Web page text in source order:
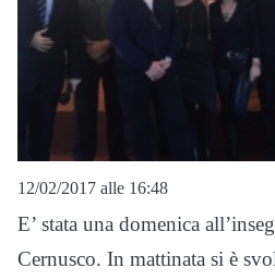
12/02/2017 alle 16:48
E’ stata una domenica
Cernusco. In mattinata si è